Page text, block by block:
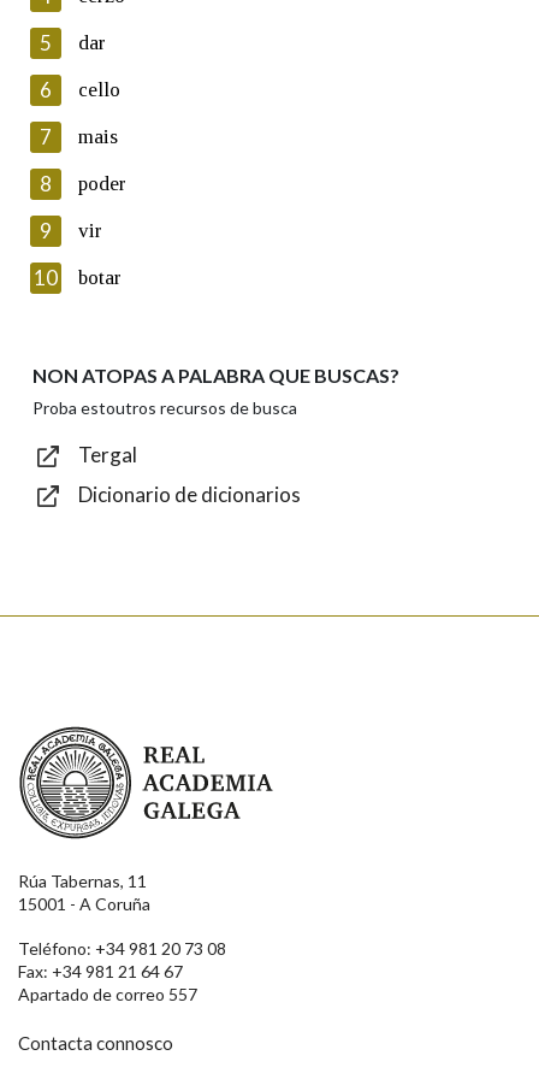
Lin e acepto as condicións da política de
Introduce o código que aparece na imaxe:
Texto de verificación
Enviar
5 dar
6 cello
7 mais
8 poder
9 vir
10 botar
NON ATOPAS A PALABRA QUE BUSCAS?
Proba estoutros recursos de busca
Tergal
Dicionario de dicionarios
Real Academia Galega
Rúa Tabernas, 11
15001 - A Coruña
Teléfono: +34 981 20 73 08
Fax: +34 981 21 64 67
Apartado de correo 557
Contacta connosco